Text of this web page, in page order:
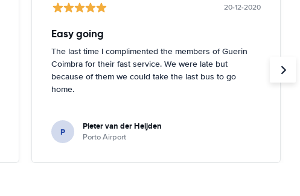
20-12-2020
Easy going
The last time I complimented the members of Guerin
Coimbra for their fast service. We were late but
because of them we could take the last bus to go
home.
P Pieter van der Heijden
Porto Airport